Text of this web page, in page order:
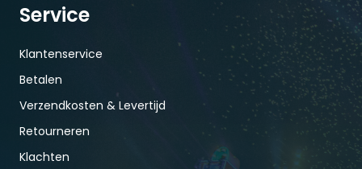
Service
Klantenservice
Betalen
Verzendkosten & Levertijd
Retourneren
Klachten